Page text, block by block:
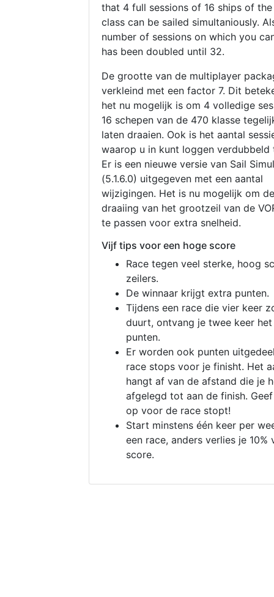
that 4 full sessions of 16 ships of
class can be sailed simultaniously.
number of sessions on which you
has been doubled until 32.
De grootte van de multiplayer
verkleind met een factor 7. Dit
het nu mogelijk is om 4 volledige
16 schepen van de 470 klasse
laten draaien. Ook is het aantal
waarop u in kunt loggen verdubbeld
Er is een nieuwe versie van Sail
(5.1.6.0) uitgegeven met een aantal
wijzigingen. Het is nu mogelijk om de
draaiing van het grootzeil van de
te passen voor extra snelheid.
Vijf tips voor een hoge score
Race tegen veel sterke, hoog
zeilers.
De winnaar krijgt extra punten.
Tijdens een race die vier keer
duurt, ontvang je twee keer
punten.
Er worden ook punten
race stops voor je finisht. Het
hangt af van de afstand die je
afgelegd tot aan de finish.
op voor de race stopt!
Start minstens één keer per
een race, anders verlies je 10%
score.